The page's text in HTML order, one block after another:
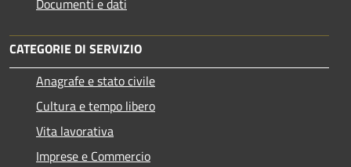
Documenti e dati
CATEGORIE DI SERVIZIO
Anagrafe e stato civile
Cultura e tempo libero
Vita lavorativa
Imprese e Commercio